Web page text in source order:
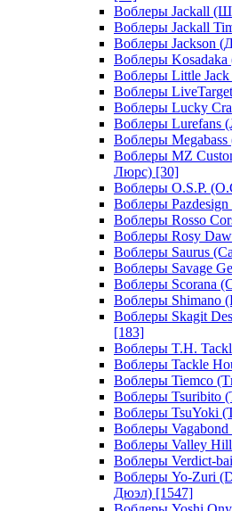
Воблеры Jackall
Воблеры Jackall
Воблеры Jackson
Воблеры Kosadaka
Воблеры Little
Воблеры
Воблеры Lucky
Воблеры Lurefans
Воблеры Megabass
Воблеры MZ
Люрс) [30]
Воблеры O.S.P.
Воблеры
Воблеры Rosso
Воблеры Rosy
Воблеры Saurus
Воблеры Savage
Воблеры Scorana
Воблеры Shimano
Воблеры Skagit
[183]
Воблеры T.H.
Воблеры Tackle
Воблеры Tiemco
Воблеры Tsuribito
Воблеры TsuYoki
Воблеры Vagabond
Воблеры Valley
Воблеры Verdict-
Воблеры Yo-Zuri
Дюэл) [1547]